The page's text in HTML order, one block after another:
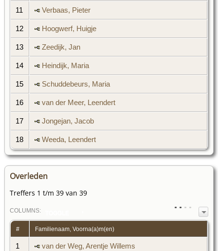
11 Verbaas, Pieter
12 Hoogwerf, Huigje
13 Zeedijk, Jan
14 Heindijk, Maria
15 Schuddebeurs, Maria
16 van der Meer, Leendert
17 Jongejan, Jacob
18 Weeda, Leendert
Overleden
Treffers 1 t/m 39 van 39
COL UMNS:
# Familienaam, Voorna(a)m(en)
1 van der Weg, Arentje Willems